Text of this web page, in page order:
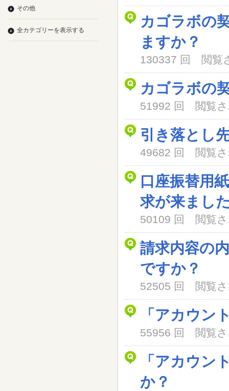
カゴラボの
ますか？
130337 回 閲覧
カゴラボの
51992 回 閲覧
引き落とし
49682 回 閲覧
口座振替用
求が来まし
50109 回 閲覧
請求内容の
ですか？
52505 回 閲覧
「アカウン
55956 回 閲覧
「アカウン
か？
その他
全カテゴリーを表示する